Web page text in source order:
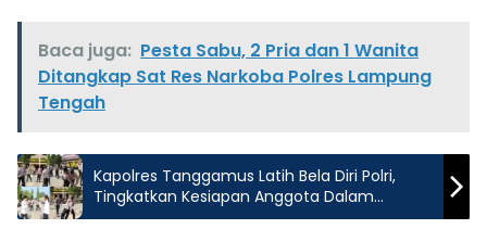
Baca juga: Pesta Sabu, 2 Pria dan 1 Wanita
Ditangkap Sat Res Narkoba Polres Lampung
Tengah
Kapolres Tanggamus Latih Bela Diri Polri,
Tingkatkan Kesiapan Anggota Dalam
Pelayanan Masyarakat